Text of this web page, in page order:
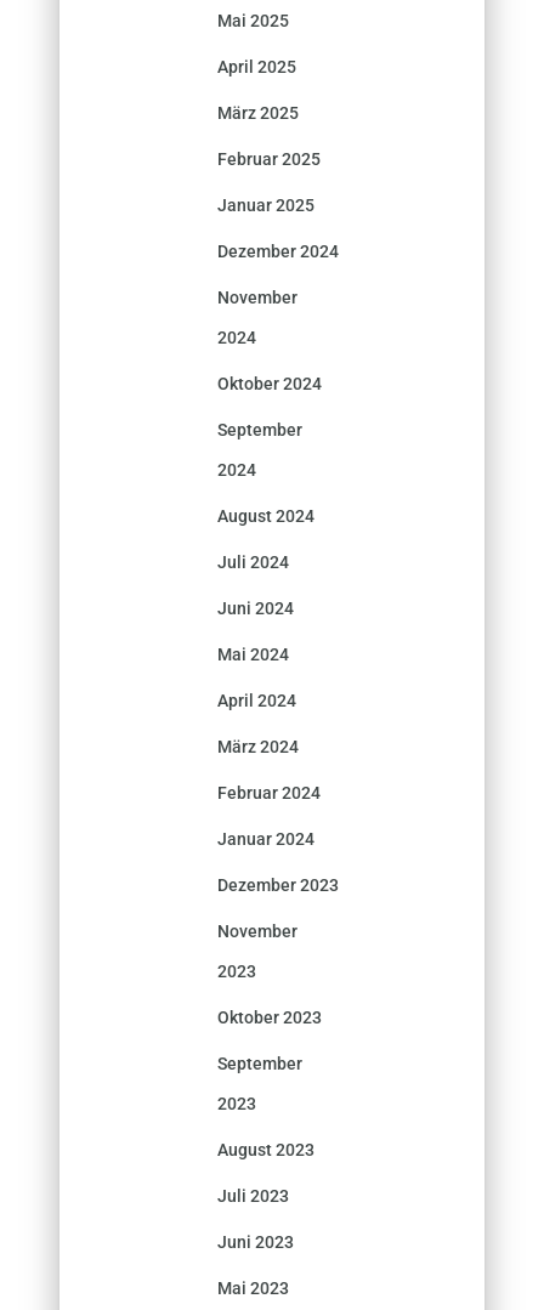
Mai 2025
April 2025
März 2025
Februar 2025
Januar 2025
Dezember 2024
November
2024
Oktober 2024
September
2024
August 2024
Juli 2024
Juni 2024
Mai 2024
April 2024
März 2024
Februar 2024
Januar 2024
Dezember 2023
November
2023
Oktober 2023
September
2023
August 2023
Juli 2023
Juni 2023
Mai 2023